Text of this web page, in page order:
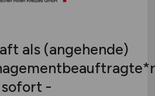
als (angehende)
-